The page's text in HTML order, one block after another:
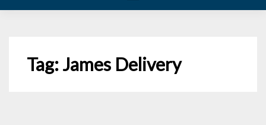
Tag:James Delivery